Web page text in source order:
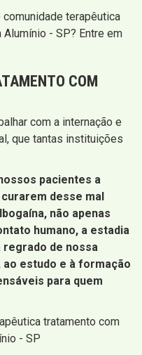
terapêutica
- SP? Entre em
COM
com a internação e
que tantas instituições
pacientes a
desse mal
não apenas
humano, a estadia
regrado de nossa
estudo e à formação
para quem
tratamento com
- SP